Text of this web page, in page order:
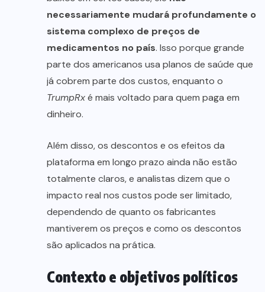
necessariamente mudará profundamente o
sistema complexo de preços de
medicamentos no país. Isso porque grande
parte dos americanos usa planos de saúde que
já cobrem parte dos custos, enquanto o
TrumpRxé mais voltado para quem paga em
dinheiro.
Além disso, os descontos e os efeitos da
plataforma em longo prazo ainda não estão
totalmente claros, e analistas dizem que o
impacto real nos custos pode ser limitado,
dependendo de quanto os fabricantes
mantiverem os preços e como os descontos
são aplicados na prática.
Contexto e objetivos políticos